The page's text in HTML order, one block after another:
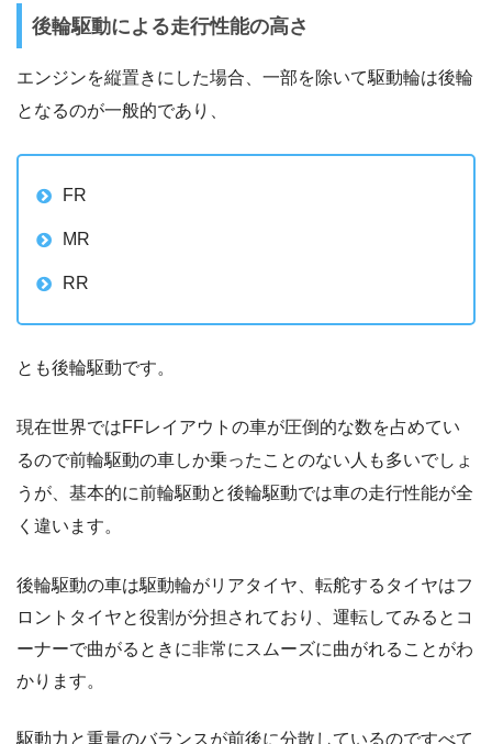
後輪駆動による走行性能の高さ
エンジンを縦置きにした場合、一部を除いて駆動輪は後輪
となるのが一般的であり、
FR
MR
RR
とも後輪駆動です。
現在世界ではFFレイアウトの車が圧倒的な数を占めてい
るので前輪駆動の車しか乗ったことのない人も多いでしょ
うが、基本的に前輪駆動と後輪駆動では車の走行性能が全
く違います。
後輪駆動の車は駆動輪がリアタイヤ、転舵するタイヤはフ
ロントタイヤと役割が分担されており、運転してみるとコ
ーナーで曲がるときに非常にスムーズに曲がれることがわ
かります。
駆動力と重量のバランスが前後に分散しているのですべて